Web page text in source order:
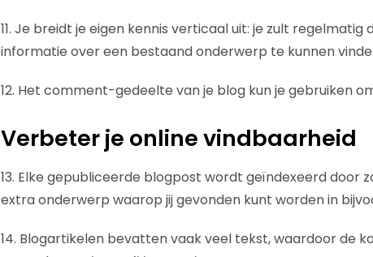
11. Je breidt je eigen kennis verticaal uit: je zult
informatie over een bestaand onderwerp te kunnen
12. Het comment-gedeelte van je blog kun je gebruiken
Verbeter je online vindbaarheid
13. Elke gepubliceerde blogpost wordt geïndexeerd door
extra onderwerp waarop jij gevonden kunt worden in
14. Blogartikelen bevatten vaak veel tekst, waardoor de